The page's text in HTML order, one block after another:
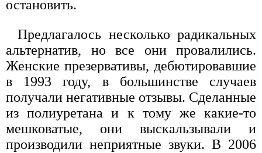
остановить.
Предлагалось несколько радикальных
альтернатив, но все они провалились.
Женские презервативы, дебютировавшие
в 1993 году, в большинстве случаев
получали негативные отзывы. Сделанные
из полиуретана и к тому же какие-то
мешковатые, они выскальзывали и
производили неприятные звуки. В 2006